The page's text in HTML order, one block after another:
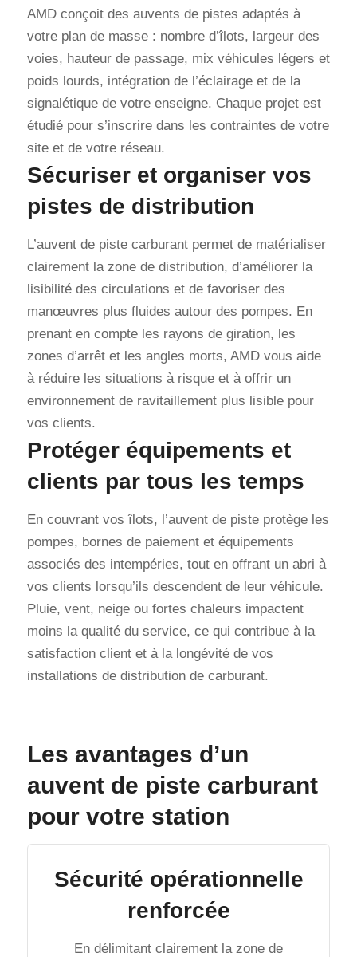
AMD conçoit des auvents de pistes adaptés à
votre plan de masse : nombre d’îlots, largeur des
voies, hauteur de passage, mix véhicules légers et
poids lourds, intégration de l’éclairage et de la
signalétique de votre enseigne. Chaque projet est
étudié pour s’inscrire dans les contraintes de votre
site et de votre réseau.
Sécuriser et organiser vos
pistes de distribution
L’auvent de piste carburant permet de matérialiser
clairement la zone de distribution, d’améliorer la
lisibilité des circulations et de favoriser des
manœuvres plus fluides autour des pompes. En
prenant en compte les rayons de giration, les
zones d’arrêt et les angles morts, AMD vous aide
à réduire les situations à risque et à offrir un
environnement de ravitaillement plus lisible pour
vos clients.
Protéger équipements et
clients par tous les temps
En couvrant vos îlots, l’auvent de piste protège les
pompes, bornes de paiement et équipements
associés des intempéries, tout en offrant un abri à
vos clients lorsqu’ils descendent de leur véhicule.
Pluie, vent, neige ou fortes chaleurs impactent
moins la qualité du service, ce qui contribue à la
satisfaction client et à la longévité de vos
installations de distribution de carburant.
Les avantages d’un
auvent de piste carburant
pour votre station
Sécurité opérationnelle
renforcée
En délimitant clairement la zone de